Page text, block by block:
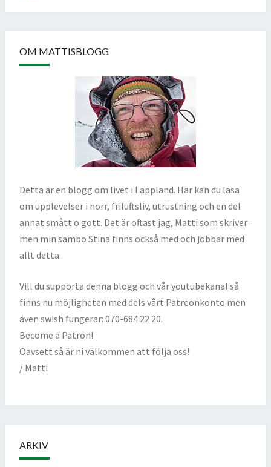
OM MATTISBLOGG
Detta är en blogg om livet i Lappland. Här kan du läsa
om upplevelser i norr, friluftsliv, utrustning och en del
annat smått o gott. Det är oftast jag, Matti som skriver
men min sambo Stina finns också med och jobbar med
allt detta.
Vill du supporta denna blogg och vår youtubekanal så
finns nu möjligheten med dels vårt Patreonkonto men
även swish fungerar: 070-684 22 20.
Become a Patron!
Oavsett så är ni välkommen att följa oss!
/ Matti
ARKIV